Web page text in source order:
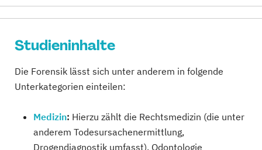
Studieninhalte
Die Forensik lässt sich unter anderem in folgende
Unterkategorien einteilen:
Medizin: Hierzu zählt die Rechtsmedizin (die unter
anderem Todesursachenermittlung,
Drogendiagnostik umfasst), Odontologie